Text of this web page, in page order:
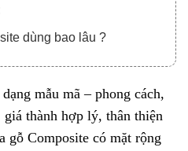
dùng bao lâu ?
mẫu mã – phong cách,
giá thành hợp lý, thân thiện
Composite có mặt rộng